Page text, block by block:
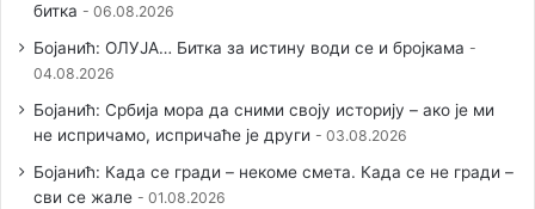
битка
06.08.2026
Бојанић: ОЛУЈА… Битка за истину води се и бројкама
04.08.2026
Бојанић: Србија мора да сними своју историју – ако је ми
не испричамо, испричаће је други
03.08.2026
Бојанић: Када се гради – некоме смета. Када се не гради –
сви се жале
01.08.2026